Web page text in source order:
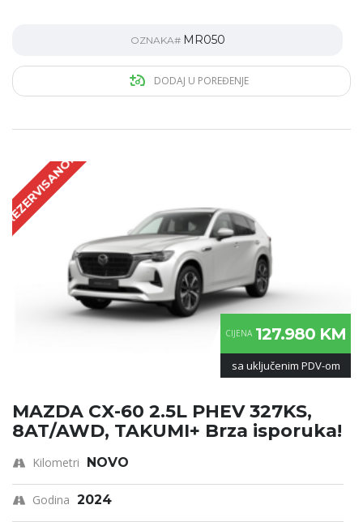
OZNAKA# MR050
DODAJ U POREĐENJE
REZERVISANO!
CIJENA 127.980 KM
sa uključenim PDV-om
MAZDA CX-60 2.5L PHEV 327KS,
8AT/AWD, TAKUMI+ Brza isporuka!
Kilometri NOVO
Godina 2024